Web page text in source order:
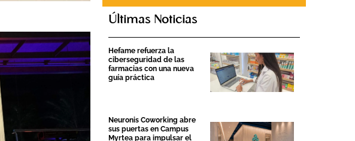
Últimas Noticias
Hefame refuerza la
ciberseguridad de las
farmacias con una nueva
guía práctica
Neuronis Coworking abre
sus puertas en Campus
Myrtea para impulsar el